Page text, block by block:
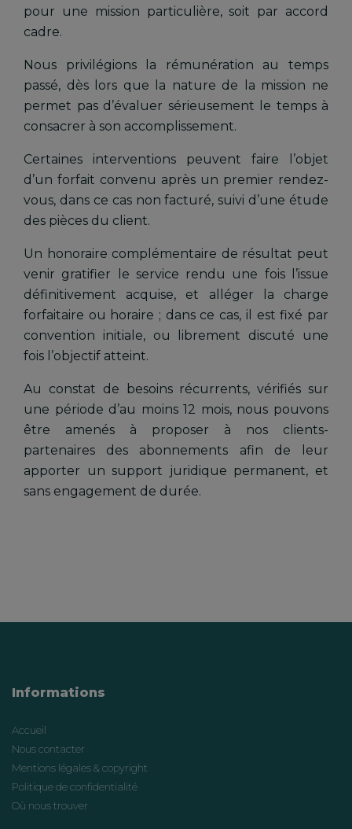
pour une mission particulière, soit par accord
cadre.
Nous privilégions la rémunération au temps
passé, dès lors que la nature de la mission ne
permet pas d’évaluer sérieusement le temps à
consacrer à son accomplissement.
Certaines interventions peuvent faire l’objet
d’un forfait convenu après un premier rendez-
vous, dans ce cas non facturé, suivi d’une étude
des pièces du client.
Un honoraire complémentaire de résultat peut
venir gratifier le service rendu une fois l’issue
définitivement acquise, et alléger la charge
forfaitaire ou horaire ; dans ce cas, il est fixé par
convention initiale, ou librement discuté une
fois l’objectif atteint.
Au constat de besoins récurrents, vérifiés sur
une période d’au moins 12 mois, nous pouvons
être amenés à proposer à nos clients-
partenaires des abonnements afin de leur
apporter un support juridique permanent, et
sans engagement de durée.
Informations
Accueil
Nous contacter
Mentions légales & copyright
Politique de confidentialité
Où nous trouver